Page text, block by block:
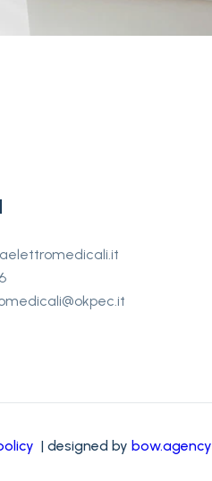
| designed by bow.agency